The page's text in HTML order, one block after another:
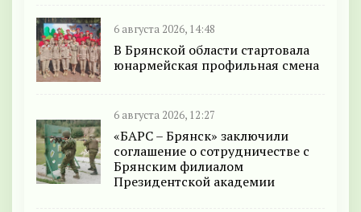
6 августа 2026, 14:48
В Брянской области стартовала
юнармейская профильная смена
6 августа 2026, 12:27
«БАРС – Брянск» заключили
соглашение о сотрудничестве с
Брянским филиалом
Президентской академии